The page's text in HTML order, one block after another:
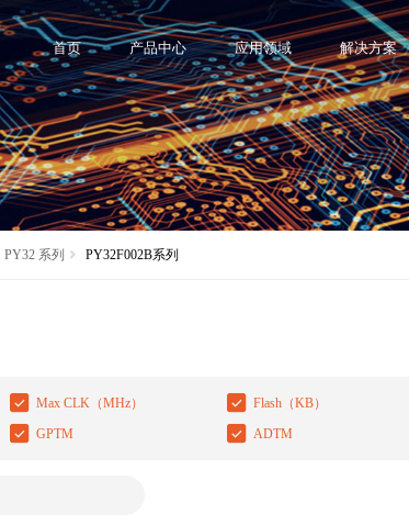
首页 产品中心 应用领域 解决方案
PY32 系列 PY32F002B系列
Max CLK（MHz） Flash（KB）
GPTM ADTM